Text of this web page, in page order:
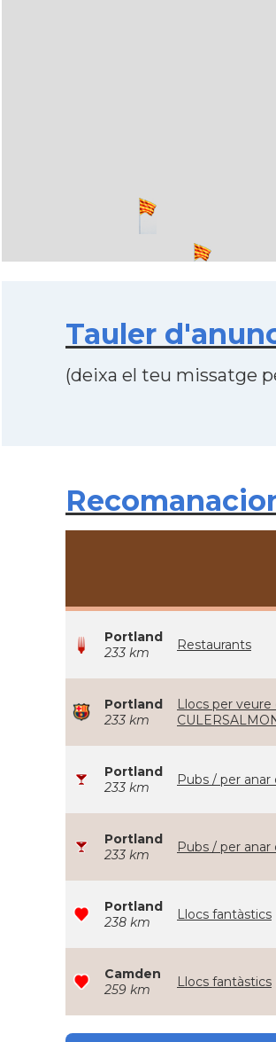
Tauler
(deixa el teu missatge
Portland
233 km
Restaurants
Portland
233 km
Llocs per veure
Portland
233 km
Pubs / per anar
Portland
233 km
Pubs / per anar
Portland
238 km
Llocs fantàstics
Camden
259 km
Llocs fantàstics